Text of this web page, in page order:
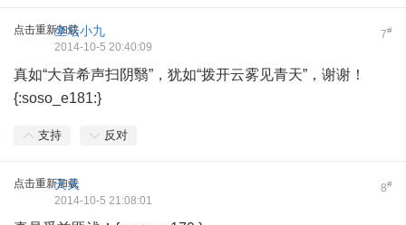
点击重新加载 7#
坐坛小九
2014-10-5 20:40:09
真如“大音希声扫阴翳”，犹如“拨开云雾见青天”，谢谢！
{:soso_e181:}
支持 反对
点击重新加载 8#
天天
2014-10-5 21:08:01